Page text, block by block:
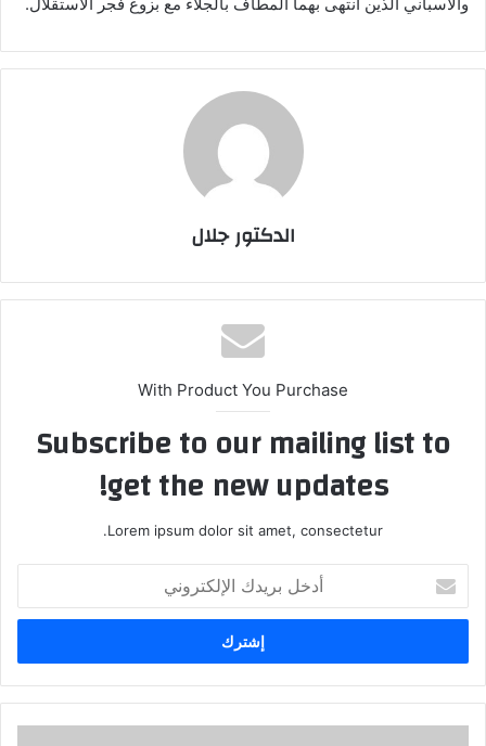
الدكتور جلال
With Product You Purchase
Subscribe to our mailing list to
get the new updates!
Lorem ipsum dolor sit amet, consectetur.
بريدك
الإلكتروني